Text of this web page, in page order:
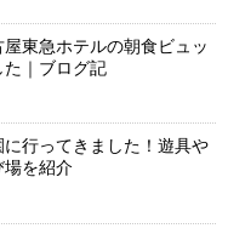
屋東急ホテルの朝食ビュッ
た｜ブログ記
に行ってきました！遊具や
場を紹介